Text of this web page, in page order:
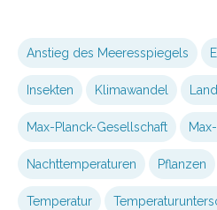
Anstieg des Meeresspiegels
Insekten Klimawandel
Max-Planck-Gesellschaft
Nachttemperaturen Pflanzen
Temperatur